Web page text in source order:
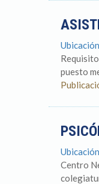
puesto
Centro